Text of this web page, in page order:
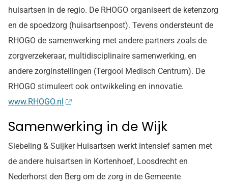
huisartsen in de regio. De RHOGO organiseert de ketenzorg
en de spoedzorg (huisartsenpost). Tevens ondersteunt de
RHOGO de samenwerking met andere partners zoals de
zorgverzekeraar, multidisciplinaire samenwerking, en
andere zorginstellingen (Tergooi Medisch Centrum). De
RHOGO stimuleert ook ontwikkeling en innovatie.
www.RHOGO.nl
Samenwerking in de Wijk
Siebeling & Suijker Huisartsen werkt intensief samen met
de andere huisartsen in Kortenhoef, Loosdrecht en
Nederhorst den Berg om de zorg in de Gemeente